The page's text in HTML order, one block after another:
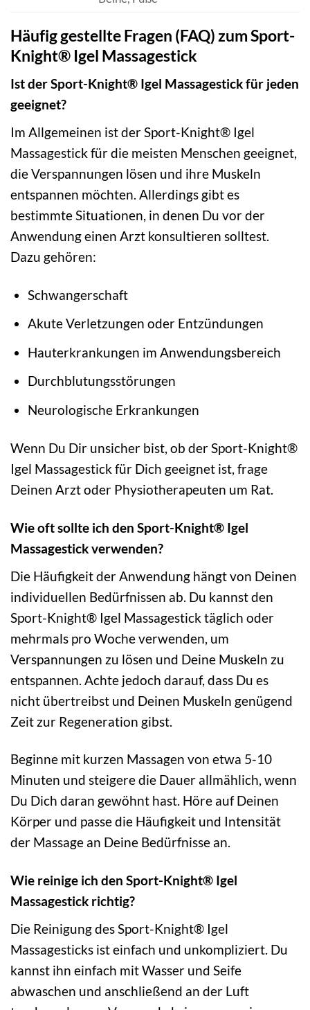
Häufig gestellte Fragen (FAQ) zum Sport-
Knight® Igel Massagestick
Ist der Sport-Knight® Igel Massagestick für jeden
geeignet?
Im Allgemeinen ist der Sport-Knight® Igel
Massagestick für die meisten Menschen geeignet,
die Verspannungen lösen und ihre Muskeln
entspannen möchten. Allerdings gibt es
bestimmte Situationen, in denen Du vor der
Anwendung einen Arzt konsultieren solltest.
Dazu gehören:
Schwangerschaft
Akute Verletzungen oder Entzündungen
Hauterkrankungen im Anwendungsbereich
Durchblutungsstörungen
Neurologische Erkrankungen
Wenn Du Dir unsicher bist, ob der Sport-Knight®
Igel Massagestick für Dich geeignet ist, frage
Deinen Arzt oder Physiotherapeuten um Rat.
Wie oft sollte ich den Sport-Knight® Igel
Massagestick verwenden?
Die Häufigkeit der Anwendung hängt von Deinen
individuellen Bedürfnissen ab. Du kannst den
Sport-Knight® Igel Massagestick täglich oder
mehrmals pro Woche verwenden, um
Verspannungen zu lösen und Deine Muskeln zu
entspannen. Achte jedoch darauf, dass Du es
nicht übertreibst und Deinen Muskeln genügend
Zeit zur Regeneration gibst.
Beginne mit kurzen Massagen von etwa 5-10
Minuten und steigere die Dauer allmählich, wenn
Du Dich daran gewöhnt hast. Höre auf Deinen
Körper und passe die Häufigkeit und Intensität
der Massage an Deine Bedürfnisse an.
Wie reinige ich den Sport-Knight® Igel
Massagestick richtig?
Die Reinigung des Sport-Knight® Igel
Massagesticks ist einfach und unkompliziert. Du
kannst ihn einfach mit Wasser und Seife
abwaschen und anschließend an der Luft